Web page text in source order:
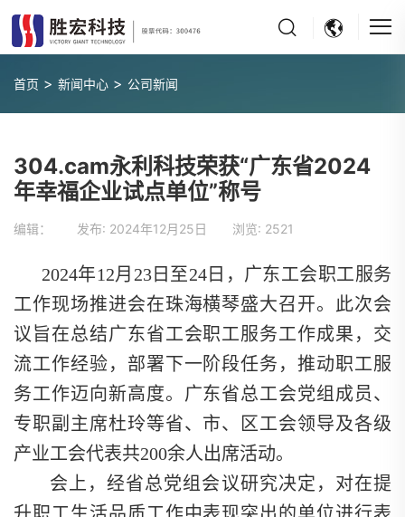
首页 > 新闻中心 > 公司新闻
304.cam永利科技荣获“广东省2024
年幸福企业试点单位”称号
编辑： 发布: 2024年12月25日 浏览: 2521
2024年12月23日至24日，广东工会职工服务
工作现场推进会在珠海横琴盛大召开。此次会
议旨在总结广东省工会职工服务工作成果，交
流工作经验，部署下一阶段任务，推动职工服
务工作迈向新高度。广东省总工会党组成员、
专职副主席杜玲等省、市、区工会领导及各级
产业工会代表共200余人出席活动。
会上，经省总党组会议研究决定，对在提